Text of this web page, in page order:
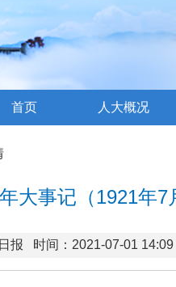
首页 人大概况
大事记（1921年
报 时间：2021-07-01 14:09